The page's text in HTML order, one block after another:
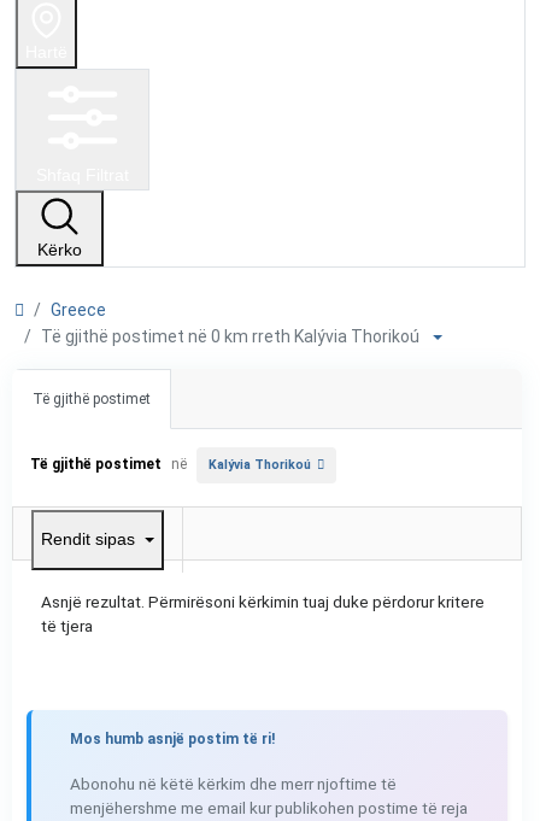
Kërko
Greece
Të gjithë postimet në 0 km rreth Kalývia Thorikoú
Të gjithë postimet
Të gjithë postimet në Kalývia Thorikoú
Rendit sipas
Asnjë rezultat. Përmirësoni kërkimin tuaj duke përdorur kritere
të tjera
Mos humb asnjë postim të ri!
Abonohu në këtë kërkim dhe merr njoftime të
menjëhershme me email kur publikohen postime të reja